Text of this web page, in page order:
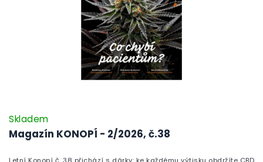
Magazín KONOPÍ - 2/2026, č.38
Skladem